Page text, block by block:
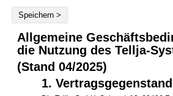
Speichern >
Allgemeine
die Nutzung des Tellja-
(Stand 04/2025)
1. Vertragsgegenstand